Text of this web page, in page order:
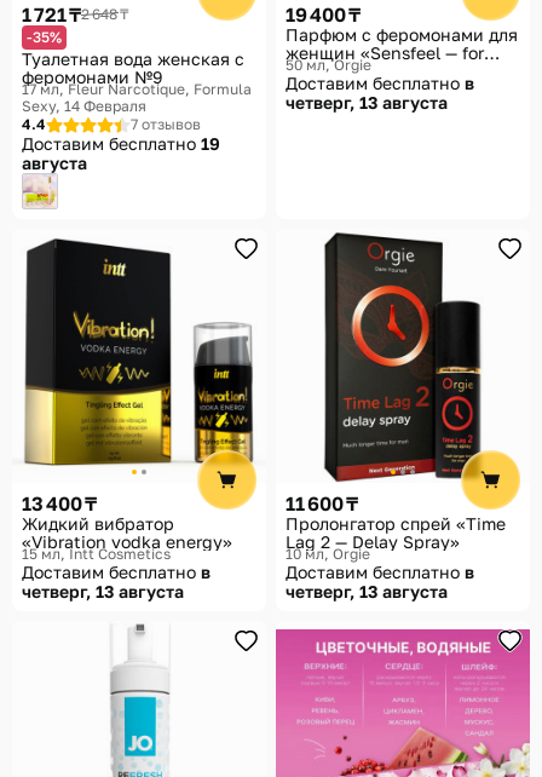
1 721 ₸2 648 ₸
-35%
Туалетная вода женская с
феромонами №9
17 мл, Fleur Narcotique Formula
Sexy, 14 Февраля
4.4
7 отзывов
Доставим бесплатно 19
августа
19 400 ₸
Парфюм с феромонами для
женщин «Sensfeel — for
woman»
50 мл Orgie
Доставим бесплатно в
четверг, 13 августа
13 400 ₸
Жидкий вибратор
«Vibration vodka energy»
15 мл Intt Cosmetics
Доставим бесплатно в
четверг, 13 августа
11 600 ₸
Пролонгатор спрей «Time
Lag 2 — Delay Spray»
10 мл Orgie
Доставим бесплатно в
четверг, 13 августа